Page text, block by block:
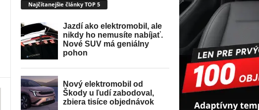
Najčítanejšie články TOP 5